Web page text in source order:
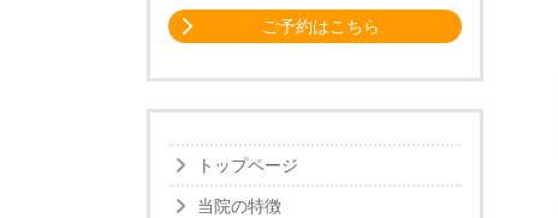
ご予約はこちら
トップページ
当院の特徴